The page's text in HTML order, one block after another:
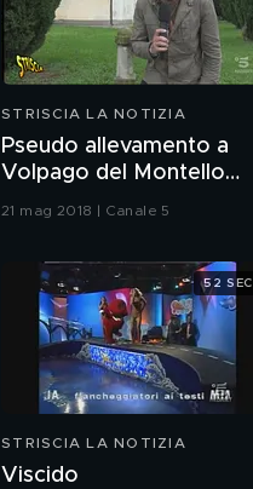
STRISCIA LA NOTIZIA
Pseudo allevamento a
Volpago del Montello
21 mag 2018 | Canale 5
STRISCIA LA NOTIZIA
Viscido
52 SEC